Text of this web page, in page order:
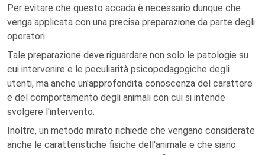
Per evitare che questo accada è necessario dunque che
venga applicata con una precisa preparazione da parte degli
operatori.
Tale preparazione deve riguardare non solo le patologie su
cui intervenire e le peculiarità psicopedagogiche degli
utenti, ma anche un'approfondita conoscenza del carattere
e del comportamento degli animali con cui si intende
svolgere l'intervento.
Inoltre, un metodo mirato richiede che vengano considerate
anche le caratteristiche fisiche dell'animale e che siano